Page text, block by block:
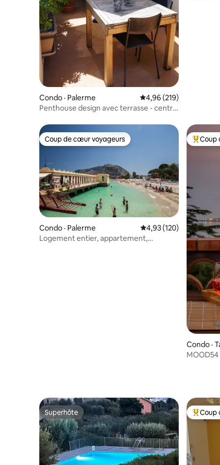
Condo · Palerme Note moyenne de 4,96
4,96 (219)
Penthouse design avec terrasse - centre
Coup de cœur voyageurs
Coup de cœur voyageurs
Condo · Palerme Note moyenne de
4,93 (120)
Logement entier, appartement,
Coup
Coup
Condo ·
et vue
Superhôte
Superhôte Coup
Coup